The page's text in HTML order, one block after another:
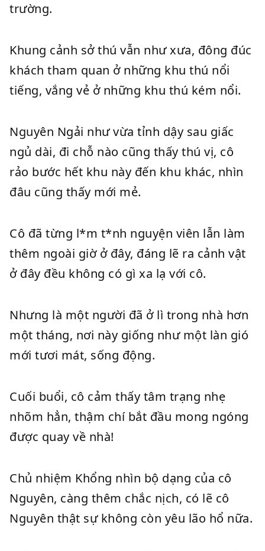
trường.
Khung cảnh sở thú vẫn như xưa, đông đúc
khách tham quan ở những khu thú nổi
tiếng, vắng vẻ ở những khu thú kém nổi.
Nguyên Ngải như vừa tỉnh dậy sau giấc
ngủ dài, đi chỗ nào cũng thấy thú vị, cô
rảo bước hết khu này đến khu khác, nhìn
đâu cũng thấy mới mẻ.
Cô đã từng l*m t*nh nguyện viên lẫn làm
thêm ngoài giờ ở đây, đáng lẽ ra cảnh vật
ở đây đều không có gì xa lạ với cô.
Nhưng là một người đã ở lì trong nhà hơn
một tháng, nơi này giống như một làn gió
mới tươi mát, sống động.
Cuối buổi, cô cảm thấy tâm trạng nhẹ
nhõm hẳn, thậm chí bắt đầu mong ngóng
được quay về nhà!
Chủ nhiệm Khổng nhìn bộ dạng của cô
Nguyên, càng thêm chắc nịch, có lẽ cô
Nguyên thật sự không còn yêu lão hổ nữa.